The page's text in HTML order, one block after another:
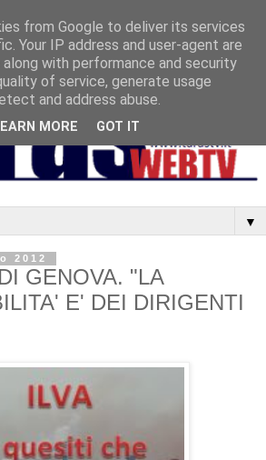
▼
2012
GENOVA. "LA
E' DEI DIRIGENTI
from Google to deliver its services
Your IP address and user-agent are
with performance and security
of service, generate usage
and address abuse.
MORE GOT IT